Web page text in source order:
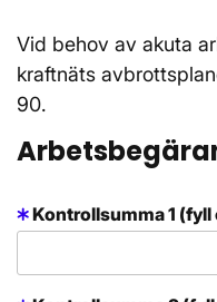
Vid behov av akuta
kraftnäts
90.
Kontrollsumma 1 (fyll